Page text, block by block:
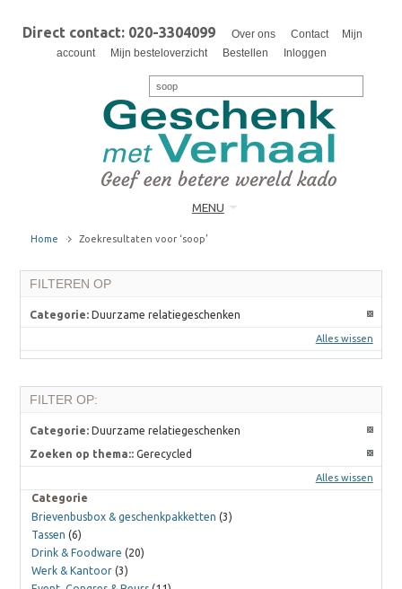
Direct contact: 020-3304099 Over ons Contact
Mijn
account
Mijn besteloverzicht Bestellen Inloggen
MENU
Home Zoekresultaten voor ‘soop’
FILTEREN OP
Categorie: Duurzame relatiegeschenken
Alles wissen
FILTER OP:
Categorie: Duurzame relatiegeschenken
Zoeken op thema:: Gerecycled
Alles wissen
Categorie
Brievenbusbox & geschenkpakketten (3)
Tassen (6)
Drink & Foodware (20)
Werk & Kantoor (3)